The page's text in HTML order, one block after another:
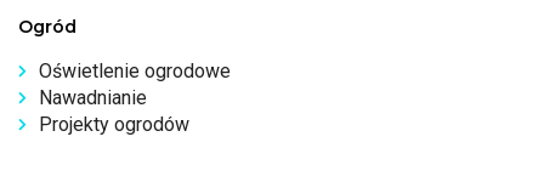
Ogród
Oświetlenie ogrodowe
Nawadnianie
Projekty ogrodów